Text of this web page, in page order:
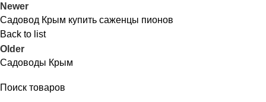
Поиск товаров
Newer
Садовод Крым купить саженцы пионов
Back to list
Older
Садоводы Крым